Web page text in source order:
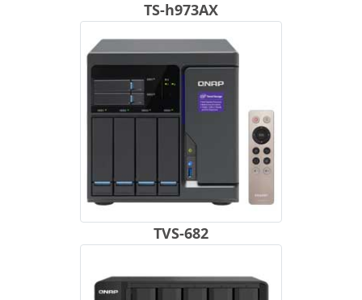
TS-h973AX
TVS-682